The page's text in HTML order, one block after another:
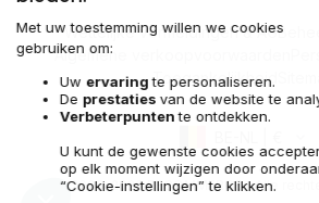
Wettelijke vermeldingen & AG
Algemene verkoopvoorwaarden
Toegankelijkheid
© 2009-2026 RECOMMERCE - Alle